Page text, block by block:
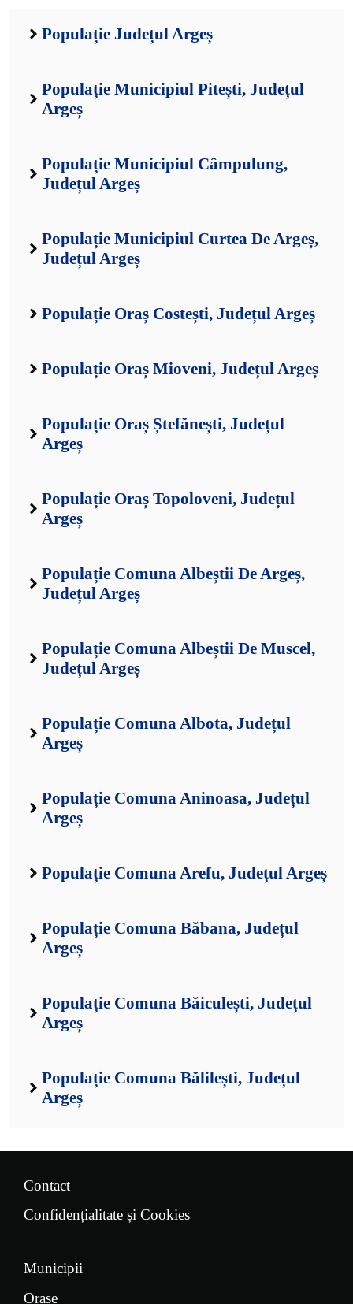
Populație Județul Argeș
Populație Municipiul Pitești, Județul
Argeș
Populație Municipiul Câmpulung,
Județul Argeș
Populație Municipiul Curtea De Argeș,
Județul Argeș
Populație Oraș Costești, Județul Argeș
Populație Oraș Mioveni, Județul Argeș
Populație Oraș Ștefănești, Județul
Argeș
Populație Oraș Topoloveni, Județul
Argeș
Populație Comuna Albeștii De Argeș,
Județul Argeș
Populație Comuna Albeștii De Muscel,
Județul Argeș
Populație Comuna Albota, Județul
Argeș
Populație Comuna Aninoasa, Județul
Argeș
Populație Comuna Arefu, Județul Argeș
Populație Comuna Băbana, Județul
Argeș
Populație Comuna Băiculești, Județul
Argeș
Populație Comuna Bălilești, Județul
Argeș
Contact
Confidențialitate și Cookies
Municipii
Orașe